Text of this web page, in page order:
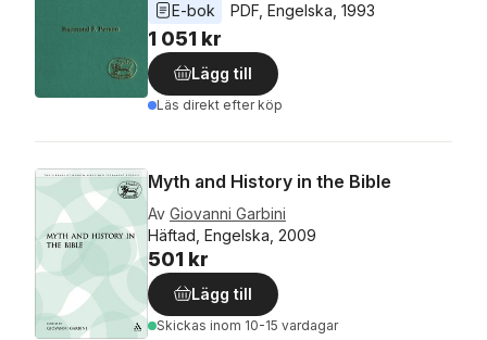
E-bok
PDF Engelska 1993
1 051 kr
Lägg till
Läs direkt efter köp
Myth and History in the Bible
Av Giovanni Garbini
Häftad, Engelska, 2009
501 kr
Lägg till
Skickas inom 10-15 vardagar